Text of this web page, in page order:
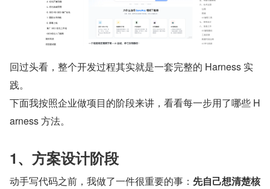
回过头看，整个开发过程其实就是一套完整的 Harness 实
践。
下面我按照企业做项目的阶段来讲，看看每一步用了哪些 H
arness 方法。
1、方案设计阶段
动手写代码之前，我做了一件很重要的事： 先自己想清楚核